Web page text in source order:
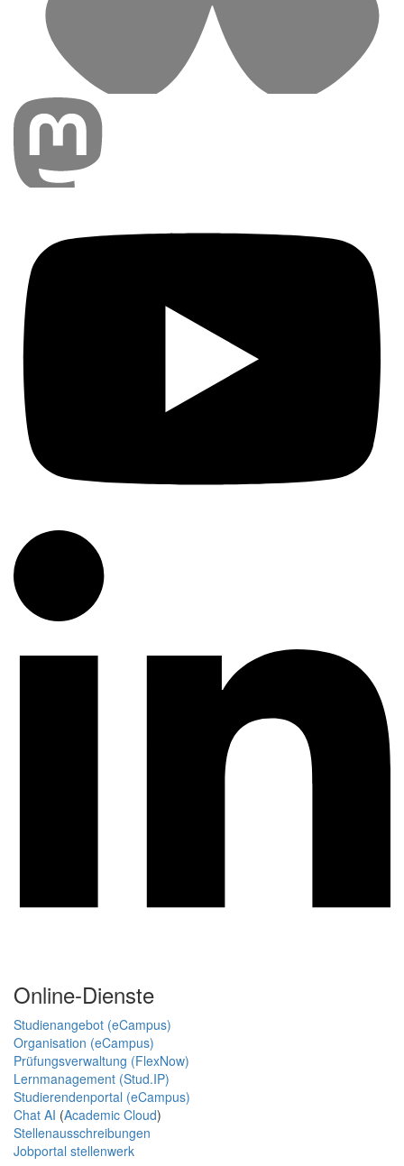
Online-Dienste
Studienangebot (eCampus)
Organisation (eCampus)
Prüfungsverwaltung (FlexNow)
Lernmanagement (Stud.IP)
Studierendenportal (eCampus)
Chat AI (Academic Cloud)
Stellenausschreibungen
Jobportal stellenwerk